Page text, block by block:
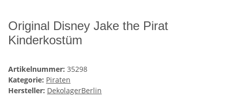
Original Disney Jake the Pirat
Kinderkostüm
Artikelnummer: 35298
Kategorie: Piraten
Hersteller: DekolagerBerlin